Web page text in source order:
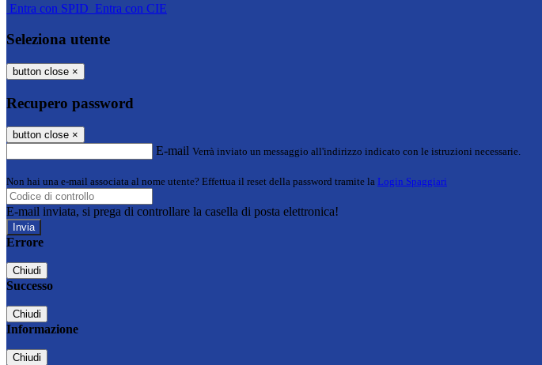
Entra con SPID Entra con CIE
Seleziona utente
button close ×
Recupero password
button close ×
E-mail Verrà inviato un messaggio all'indirizzo indicato con le istruzioni necessarie.
Non hai una e-mail associata al nome utente? Effettua il reset della password tramite la Login Spaggiari
E-mail inviata, si prega di controllare la casella di posta elettronica!
Errore
Chiudi
Successo
Chiudi
Informazione
Chiudi